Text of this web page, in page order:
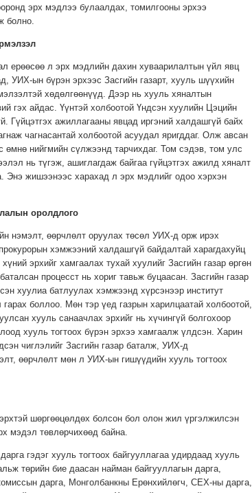
эрх мэдлээ булаалдах, томилгооны эрхээ
болно.
ерөөсөө л эрх мэдлийн дахин хуваарилалтын үйл явц
УИХ-ын бүрэн эрхээс Засгийн газарт, хууль шүүхийн
хөдөлгөөнүүд. Дээр нь хууль хяналтын
гэх айдас. Үүнтэй холбоотой Үндсэн хуулийн Цэцийн
Гүйцэтгэх ажиллагааны явцад иргэний халдашгүй байх
чагнасантай холбоотой асуудал яригддаг. Олж авсан
өмнө нийгмийн сүлжээнд тарчихдаг. Том сэдэв, том улс
нь түгэж, ашиглагдаж байгаа гүйцэтгэх ажилд хяналт
Энэ жишээнээс харахад л эрх мэдлийг одоо хэрхэн
оролдлого
нэмэлт, өөрчлөлт оруулах төсөл УИХ-д орж ирэх
хэмжээний халдашгүй байдалтай харагдахуйц
эрхийг хамгаалах тухай хуулийг Засгийн газар өргөн
процесст нь хориг тавьж буцаасан. Засгийн газар
хуулиа батлуулах хэмжээнд хүрсэнээр институт
боллоо. Мөн тэр үед газрын харилцаатай холбоотой,
хууль санаачлах эрхийг нь хүчингүй болгохоор
хууль тогтоох бүрэн эрхээ хамгаалж үлдсэн. Харин
чиглэлийг Засгийн газар баталж, УИХ-д
өөрчлөлт мөн л УИХ-ын гишүүдийн хууль тогтоох
шөргөөцөлдөх болсон бол олон жил үргэлжилсэн
мэдэл төвлөрчихөөд байна.
гэдэг хууль тогтоох байгууллагаа удирдаад хууль
төрийн бие даасан найман байгууллагын дарга,
дарга, Монголбанкны Ерөнхийлөгч, СЕХ-ны дарга,